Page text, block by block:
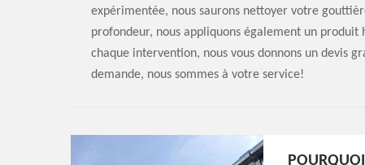
expérimentée, nous saurons nettoyer votre
profondeur, nous appliquons également un
chaque intervention, nous vous donnons un devis
demande, nous sommes à votre service!